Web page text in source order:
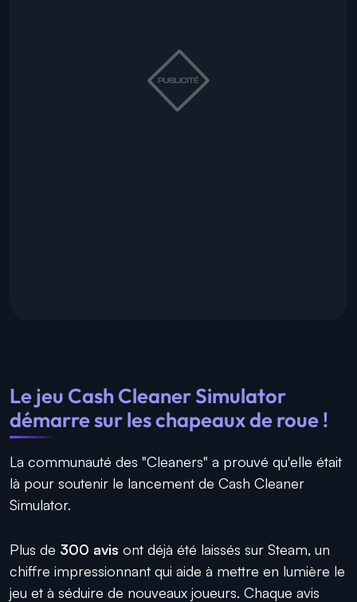
Le jeu Cash Cleaner Simulator
démarre sur les chapeaux de roue !
La communauté des "Cleaners" a prouvé qu'elle était
là pour soutenir le lancement de Cash Cleaner
Simulator.
Plus de 300 avis ont déjà été laissés sur Steam, un
chiffre impressionnant qui aide à mettre en lumière le
jeu et à séduire de nouveaux joueurs. Chaque avis